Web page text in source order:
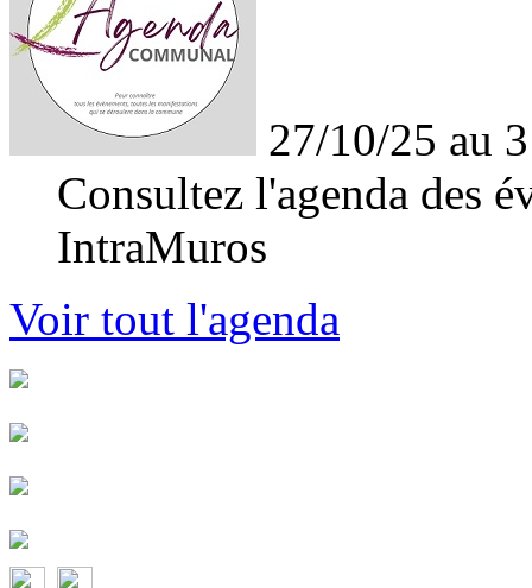
27/10/25 au
Consultez l'agenda des
IntraMuros
Voir tout l'agenda